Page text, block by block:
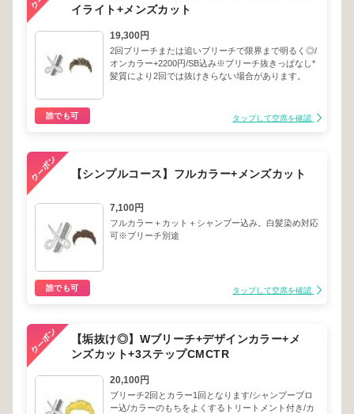
イライト+メンズカット
19,300円
2回ブリーチまたは追いブリーチで限界まで明るく◎/
オンカラー+2200円/SB込み※ブリーチ抜きっぱなし*
髪質により2回では抜けきらない場合があります。
誰でも可 タップして空席を確認
【シンプルコース】フルカラー+メンズカット
7,100円
フルカラー＋カット＋シャンプー込み。白髪染め対応
可※ブリーチ別途
誰でも可 タップして空席を確認
【垢抜け◎】Wブリーチ+デザインカラー+メ
ンズカット+3ステップCMCTR
20,100円
ブリーチ2回とカラー1回となります/シャンプーブロ
ー込/カラーのもちをよくするトリートメント付き/カ